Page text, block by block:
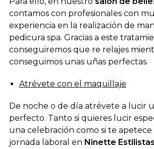
contamos con profesionales con
experiencia en la realización de
pedicura spa. Gracias a este
conseguiremos que re relajes
conseguimos unas uñas perfectas.
Atrévete con el maquillaje
De noche o de día atrévete a lucir
perfecto. Tanto si quieres lucir
una celebración como si te
jornada laboral en Ninette Estilistas